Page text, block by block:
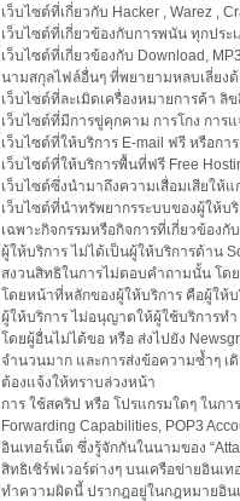
เว็บไซต์ที่เกี่ยวกับ Hacker , Warez ,
เว็บไซต์ที่เกี่ยวข้องกับการพนัน ทุกประ
เว็บไซต์ที่เกี่ยวข้องกับ Download,
นามสกุลไฟล์อื่นๆ ที่พยายามหลบเลี่ยง
เว็บไซต์ที่ละเมิดเครื่องหมายการค้า
เว็บไซต์ที่มีการขู่คุกคาม การโกง การ
เว็บไซต์ที่ให้บริการ E-mail ฟรี หรือก
เว็บไซต์ที่ให้บริการพื้นที่ฟรี Free
เว็บไซต์ซึ่งนำมาถึงความเสื่อมเสียให้แ
เว็บไซต์ที่นำทรัพยากรระบบของผู้ให้บ
เฉพาะกิจกรรมหรือกิจการที่เกี่ยวข้อง
ผู้ให้บริการ ไม่ได้เป็นผู้ให้บริการด้าน
สงวนสิทธิในการไม่ตอบคำถามนั้น โด
โดยหน้าที่หลักของผู้ให้บริการ คือผู้ให้
ผู้ให้บริการ ไม่อนุญาตให้ผู้ใช้บริการท
โดยผู้อื่นไม่ได้ขอ หรือ ส่งไปยัง
จำนวนมาก และการส่งข้อความซ้ำๆ เ
ต้องแจ้งให้ทราบล่วงหน้า
การ ใช้สคริป หรือ โปรแกรมใดๆ ในก
Forwarding Capabilities, POP3
อินเทอร์เน็ต ซึ่งรู้จักกันในนามของ
สิทธิเซิร์ฟเวอร์ต่างๆ บนเครือข่ายอินเ
ทำความผิดนี้ ปรากฎอยู่ในกฎหมายอินเ